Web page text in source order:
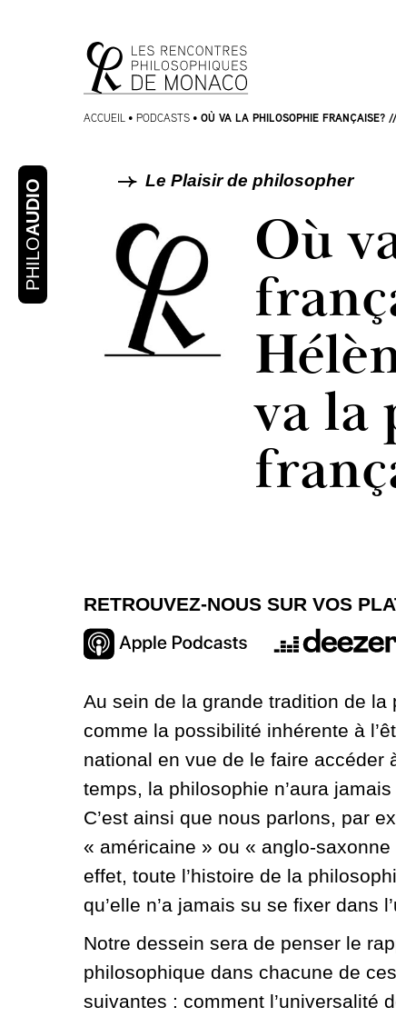
contenu
ACCUEIL • PODCASTS • OÙ VA LA PHILOSOPHIE FRANÇAISE?
Le Plaisir de philosopher
Où
va la
PHILO
AUDIO
RETROUVEZ-NOUS SUR VOS
Au sein de la grande tradition de la
comme la possibilité inhérente à
national en vue de le faire accéder
temps, la philosophie n’aura
C’est ainsi que nous parlons, par
« américaine » ou « anglo-
effet, toute l’histoire de la
qu’elle n’a jamais su se fixer dans
Notre dessein sera de penser le
philosophique dans chacune de
suivantes : comment l’universalité